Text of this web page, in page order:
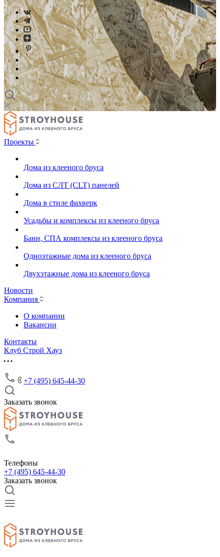
Проекты
Дома из клееного бруса
Дома из СЛТ (CLT) панелей
Дома в стиле фахверк
Усадьбы и комплексы из клееного бруса
Бани, СПА комплексы из клееного бруса
Одноэтажные дома из клееного бруса
Двухэтажные дома из клееного бруса
Новости
Компания
О компании
Вакансии
Контакты
Клуб Строй Хауз
+7 (495) 645-44-30
Заказать звонок
Телефоны
+7 (495) 645-44-30
Заказать звонок